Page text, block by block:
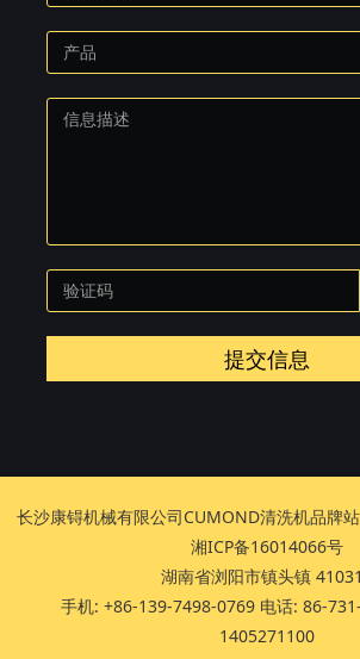
提交信息
长沙康锝机械有限公司CUMOND清洗机品牌
湘ICP备16014066号
湖南省浏阳市镇头镇
手机: +86-139-7498-0769 电话: 86-
1405271100